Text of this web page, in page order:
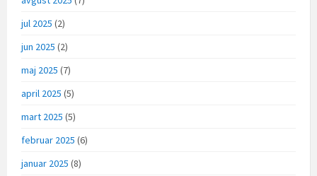
jul 2025 (2)
jun 2025 (2)
maj 2025 (7)
april 2025 (5)
mart 2025 (5)
februar 2025 (6)
januar 2025 (8)